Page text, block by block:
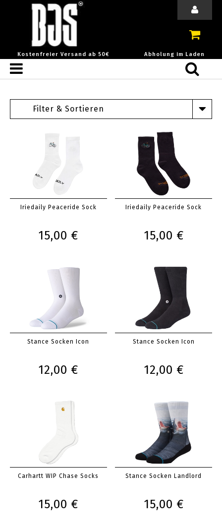
Kostenfreier Versand ab 50€ Abholung im Laden
Filter & Sortieren
Iriedaily Peaceride Sock
15,00 €
Iriedaily Peaceride Sock
15,00 €
Stance Socken Icon
12,00 €
Stance Socken Icon
12,00 €
Carhartt WIP Chase Socks
15,00 €
Stance Socken Landlord
15,00 €